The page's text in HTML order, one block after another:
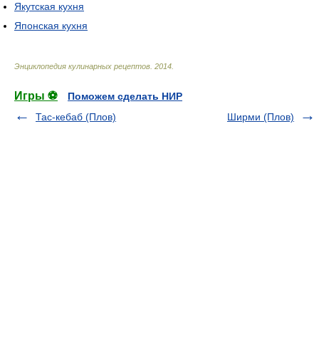
Якутская кухня
Японская кухня
Энциклопедия кулинарных рецептов 2014
Игры ⚽
Поможем сделать НИР
Тас-кебаб (Плов)
Ширми (Плов)